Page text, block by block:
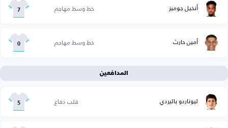
أنخيل جوميز خط وسط مهاجم 7
أمين حارث خط وسط مهاجم 0
المدافعين
ليوناردو باليردي قلب دفاع 5